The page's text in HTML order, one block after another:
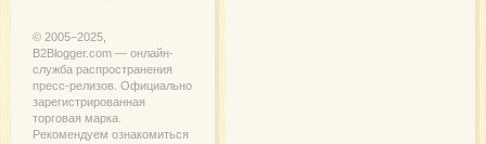
© 2005−2025,
B2Blogger.com — онлайн-
служба распространения
пресс-релизов. Официально
зарегистрированная
торговая марка.
Рекомендуем ознакомиться